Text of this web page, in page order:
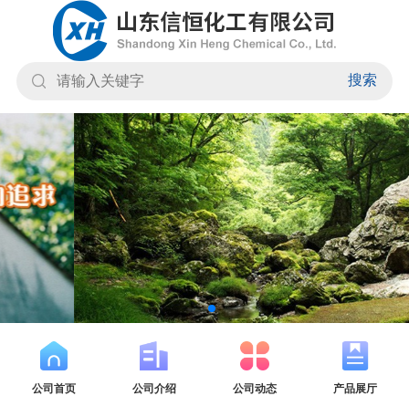
搜索
公司首页 公司介绍 公司动态 产品展厅